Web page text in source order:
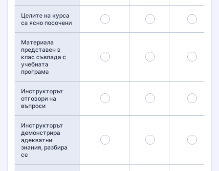
Целите на курса
са ясно посочени
6 7 8
Материала
представен в
клас съвпада с
учебната
програма
11 12 13
Инструкторът
отговори на
въпроси
16 17 18
Инструкторът
демонстрира
адекватни
знания, разбира
се
21 22 23